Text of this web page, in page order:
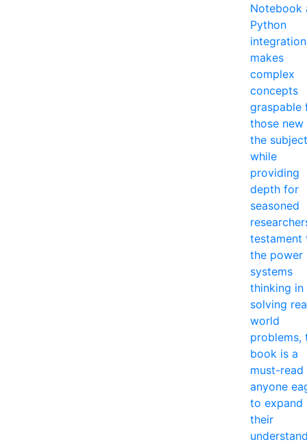
Notebook
Python
makes
complex
concepts
graspable
those
the subject
while
providing
depth for
seasoned
testament
the power
systems
thinking in
solving
world
problems,
book is a
must-
anyone
to expand
their